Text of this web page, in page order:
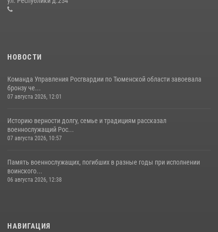
16 июля 2026, 10:42
НОВОСТИ
Команда Управления Росгвардии по Тюменской области завоевала
бронзу че...
07 августа 2026, 12:01
Историю верности долгу, семье и традициям рассказал
военнослужащий Рос...
07 августа 2026, 10:57
Память военнослужащих, погибших в разные годы при исполнении
воинского...
06 августа 2026, 12:38
НАВИГАЦИЯ